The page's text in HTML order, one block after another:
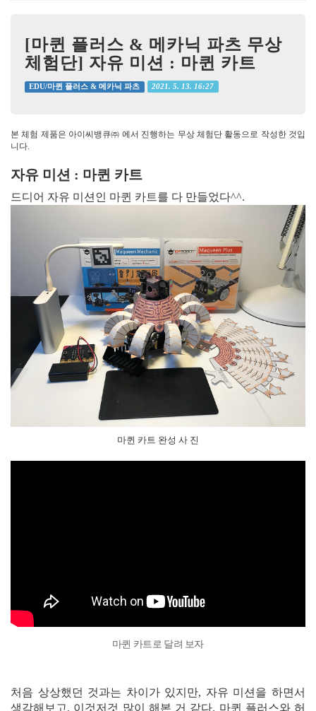
[마퀸 플러스 & 메카닉 파츠 무상
체험단] 자유 미션 : 마퀸 카트
EDU/마퀸 플러스 & 메카닉 파츠 2021. 5. 13. 16:27
본 체험 제품은 아이씨뱅큐㈜ 에서 진행하는 무상 체험단 활동으로 작성한 것입
니다.
자유 미션 : 마퀸 카트
드디어 자유 미션인 마퀸 카트를 다 만들었다^^.
마퀸 카트 완성 사 진
마퀸 카트로 달려 보자
처음 상상했던 것과는 차이가 있지만, 자유 미션을 하면서
생각해보고, 이것저것 많이 해본 거 같다. 마퀸 플러스와 허